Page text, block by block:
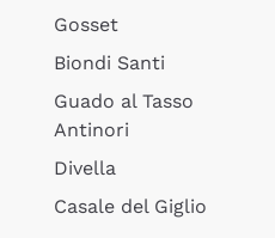
Gosset
Biondi Santi
Guado al Tasso
Antinori
Divella
Casale del Giglio